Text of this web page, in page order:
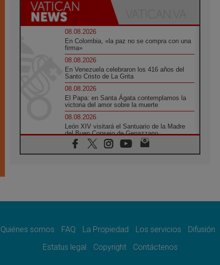
08.08.2026
En Colombia, «la paz no se compra con una
firma»
08.08.2026
En Venezuela celebraron los 416 años del
Santo Cristo de La Grita
08.08.2026
El Papa: en Santa Ágata contemplamos la
victoria del amor sobre la muerte
08.08.2026
León XIV visitará el Santuario de la Madre
del Buen Consejo de Genazzano
07.08.2026
Filipinas: el Vicariato Apostólico de Calapán
07.08.2026
07.08.2026
muertos en 300 días
Quiénes somos FAQ La Propiedad Los servicios
Difusión
Estatus legal
Copyright Contáctenos